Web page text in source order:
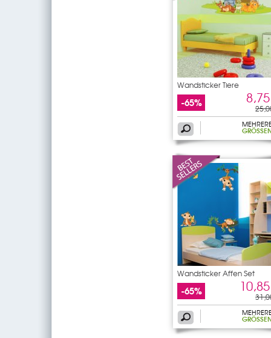
Wandsticker Tiere
-65%
GRÖSSEN
Wandsticker Affen Set
-65%
GRÖSSEN